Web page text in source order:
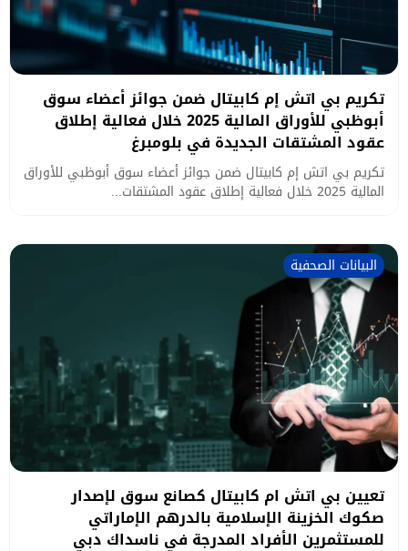
تكريم بي اتش إم كابيتال ضمن جوائز أعضاء سوق
أبوظبي للأوراق المالية 2025 خلال فعالية إطلاق
عقود المشتقات الجديدة في بلومبرغ
تكريم بي اتش إم كابيتال ضمن جوائز أعضاء سوق أبوظبي للأوراق
المالية 2025 خلال فعالية إطلاق عقود المشتقات...
البيانات الصحفية
تعيين بي اتش ام كابيتال كصانع سوق لإصدار
صكوك الخزينة الإسلامية بالدرهم الإماراتي
للمستثمرين الأفراد المدرجة في ناسداك دبي